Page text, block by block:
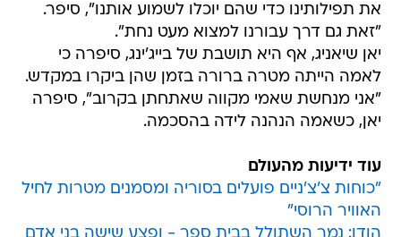
את תפילותינו כדי שהם יוכלו לשמוע אותנו", סיפר.
"זאת גם דרך עבורנו למצוא מעט נחת".
יאן שיאניג, אף היא תושבת של בייג'ינג, סיפרה כי
לאמה הייתה מטרה ברורה בזמן שהן ביקרו במקדש.
"אני מנחשת שאמי מקווה שאתחתן בקרוב", סיפרה
יאן, כשאמה הנהנה לידה בהסכמה.
עוד ידיעות מהעולם
"כוחות צ'צ'ניים פועלים בסוריה ומסמנים מטרות לחיל
האוויר הרוסי"